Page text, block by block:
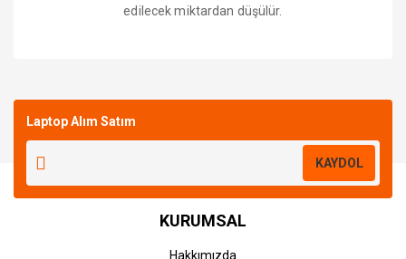
edilecek miktardan düşülür.
Laptop Alım Satım
KAYDOL
KURUMSAL
Hakkımızda